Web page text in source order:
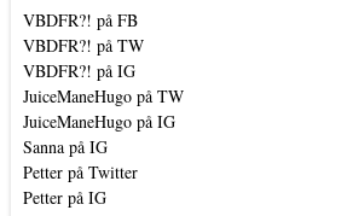
VBDFR?! på FB
VBDFR?! på TW
VBDFR?! på IG
JuiceManeHugo på TW
JuiceManeHugo på IG
Sanna på IG
Petter på Twitter
Petter på IG